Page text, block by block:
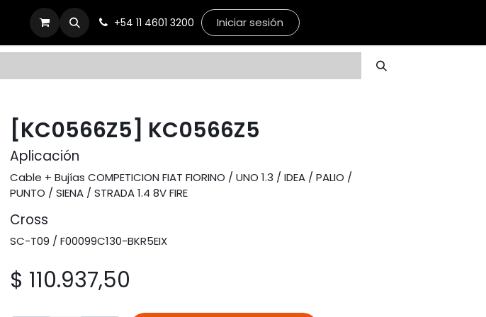
Contacto +54 11 4601 3200 Iniciar sesión
[KC0566Z5] KC0566Z5
Aplicación
Cable + Bujías COMPETICION FIAT FIORINO / UNO 1.3 / IDEA / PALIO /
PUNTO / SIENA / STRADA 1.4 8V FIRE
Cross
SC-T09 / F00099C130-BKR5EIX
$ 110.937,50